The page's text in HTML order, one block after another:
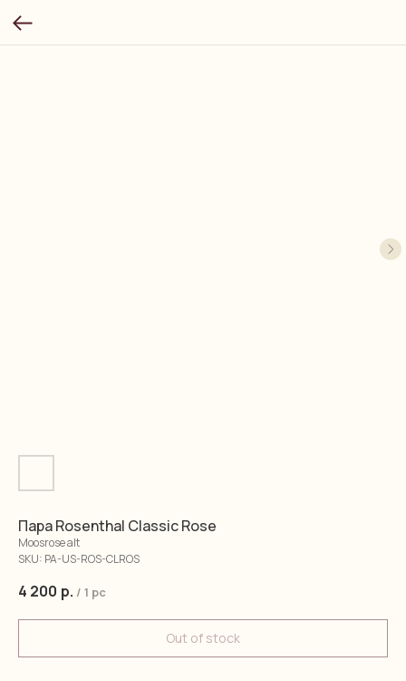
Пара Rosenthal Classic Rose
Moosrose alt
SKU: PA-US-ROS-CLROS
4 200 р. / 1 pc
Out of stock